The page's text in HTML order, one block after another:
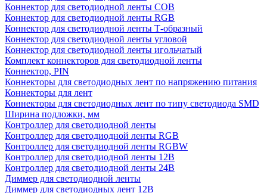
Коннектор для светодиодной ленты COB
Коннектор для светодиодной ленты RGB
Коннектор для светодиодной ленты Т-образный
Коннектор для светодиодной ленты угловой
Коннектор для светодиодной ленты игольчатый
Комплект коннекторов для светодиодной ленты
Коннектор, PIN
Коннекторы для светодиодных лент по напряжению питания
Коннекторы для лент
Коннекторы для светодиодных лент по типу светодиода SMD
Ширина подложки, мм
Контроллер для светодиодной ленты
Контроллер для светодиодной ленты RGB
Контроллер для светодиодной ленты RGBW
Контроллер для светодиодной ленты 12В
Контроллер для светодиодной ленты 24В
Диммер для светодиодной ленты
Диммер для светодиодных лент 12В